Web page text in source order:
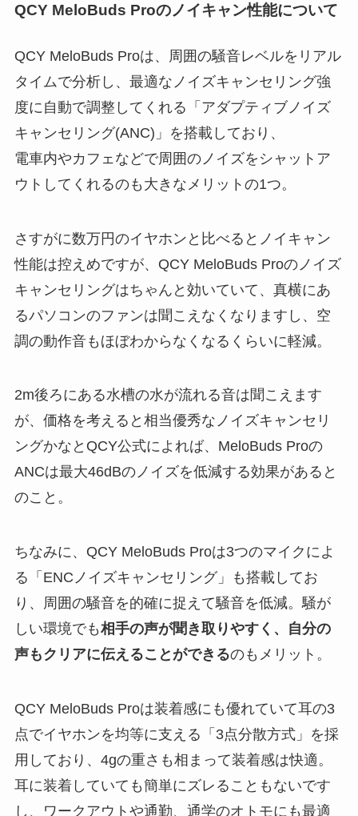
QCY MeloBuds Proのノイキャン性能について
QCY MeloBuds Proは、周囲の騒音レベルをリアル
タイムで分析し、最適なノイズキャンセリング強
度に自動で調整してくれる「アダプティブノイズ
キャンセリング(ANC)」を搭載しており、
電車内やカフェなどで周囲のノイズをシャットア
ウトしてくれるのも大きなメリットの1つ。
さすがに数万円のイヤホンと比べるとノイキャン
性能は控えめですが、QCY MeloBuds Proのノイズ
キャンセリングはちゃんと効いていて、真横にあ
るパソコンのファンは聞こえなくなりますし、空
調の動作音もほぼわからなくなるくらいに軽減。
2m後ろにある水槽の水が流れる音は聞こえます
が、価格を考えると相当優秀なノイズキャンセリ
ングかなとQCY公式によれば、MeloBuds Proの
ANCは最大46dBのノイズを低減する効果があると
のこと。
ちなみに、QCY MeloBuds Proは3つのマイクによ
る「ENCノイズキャンセリング」も搭載してお
り、周囲の騒音を的確に捉えて騒音を低減。騒が
しい環境でも相手の声が聞き取りやすく、自分の
声もクリアに伝えることができるのもメリット。
QCY MeloBuds Proは装着感にも優れていて耳の3
点でイヤホンを均等に支える「3点分散方式」を採
用しており、4gの重さも相まって装着感は快適。
耳に装着していても簡単にズレることもないです
し、ワークアウトや通勤、通学のオトモにも最適